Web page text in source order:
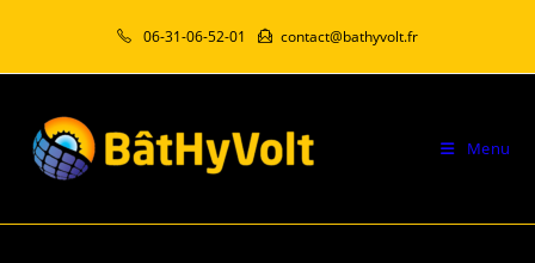
06-31-06-52-01 contact@bathyvolt.fr
Menu